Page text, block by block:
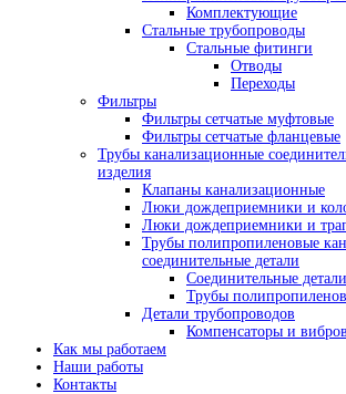
Комплектующие
Стальные трубопроводы
Стальные фитинги
Отводы
Переходы
Фильтры
Фильтры сетчатые муфтовые
Фильтры сетчатые фланцевые
Трубы канализационные
изделия
Клапаны канализационные
Люки дождеприемники и
Люки дождеприемники и
Трубы полипропиленовые
соединительные детали
Соединительные детали
Трубы
Детали трубопроводов
Компенсаторы и
Как мы работаем
Наши работы
Контакты